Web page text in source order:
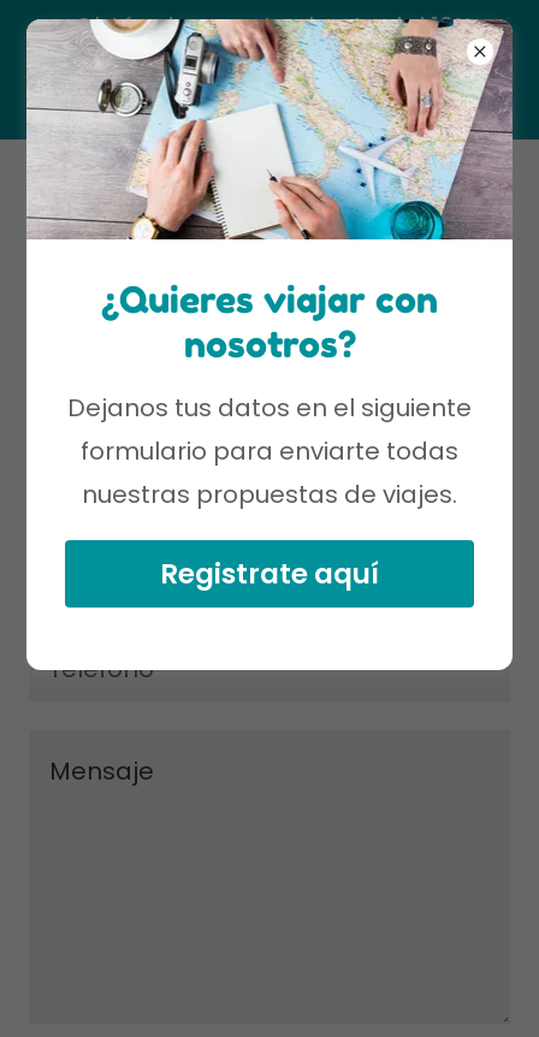
¡Obtén descuentos hasta del 10%
refiriendo a tus amigos o familiares!
Tel. +57 317 4411729
Comunícate con nosotros
Déjanos tu mensaje.
Nombre
Correo electrónico*
Telefono*
¿Quieres viajar con
nosotros?
Dejanos tus datos en el siguiente
formulario para enviarte todas
nuestras propuestas de viajes.
Registrate aquí